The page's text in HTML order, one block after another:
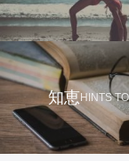
知恵HINTS